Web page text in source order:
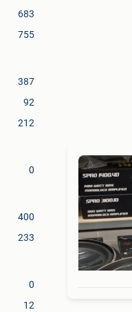
683
755
387
92
212
0
400
233
0
12